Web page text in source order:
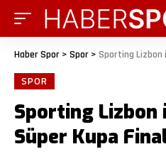
Haber Spor > Spor > Sporting Lizbon ile
SPOR
Sporting Lizbon
Süper Kupa